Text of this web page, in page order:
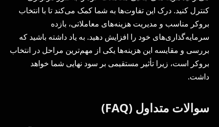
کنترل کنید. درک این تفاوت‌ها به شما کمک می‌کند تا با انتخاب
بروکر مناسب و مدیریت هزینه‌های معاملاتی، بازده
سرمایه‌گذاری‌های خود را افزایش دهید. به یاد داشته باشید که
بررسی و مقایسه این هزینه‌ها یکی از مهم‌ترین مراحل در انتخاب
بروکر است، زیرا تأثیر مستقیمی بر سود نهایی شما خواهد
داشت.
سوالات متداول (FAQ
)